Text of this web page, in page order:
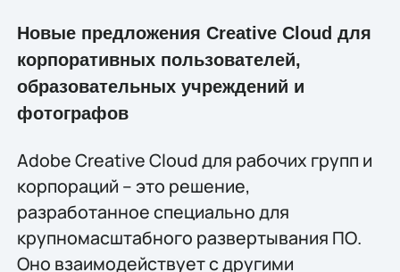
Новые предложения Creative Cloud для
корпоративных пользователей,
образовательных учреждений и
фотографов
Adobe Creative Cloud для рабочих групп и
корпораций – это решение,
разработанное специально для
крупномасштабного развертывания ПО.
Оно взаимодействует с другими